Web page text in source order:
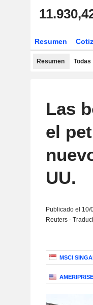
Resumen
Resumen Todas
Las
el
UU.
Publicado el 10/
Reuters -
MSCI